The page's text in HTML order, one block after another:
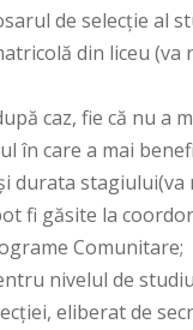
de selecţie al
din liceu (va
caz, fie că nu a
în care a mai
stagiului(va
fi găsite la
Comunitare;
nivelul de
eliberat de